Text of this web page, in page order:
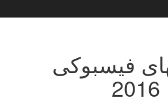
فیسبوکی
2016